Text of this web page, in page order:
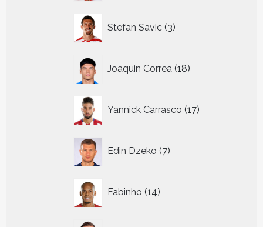
Stefan Savic 3
producten
Joaquin Correa 18
producten
Yannick Carrasco 17
producten
Edin Dzeko 7
producten
Fabinho 14
producten